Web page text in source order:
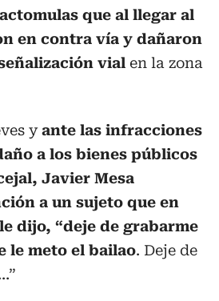
que al llegar al
en contra vía y dañaron
vial en la zona
yante las infracciones
a los bienes públicos
Javier Mesa
a un sujeto que en
dijo, “deje de grabarme
le meto el bailao. Deje de